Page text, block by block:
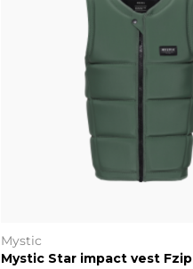
Mystic
Mystic Star impact vest